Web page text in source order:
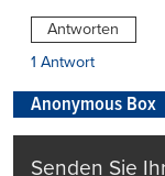
Antworten
1 Antwort
Anonymous Box
Senden Sie